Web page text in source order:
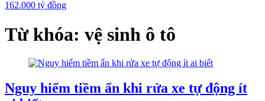
162.000 tỷ đồng
Từ khóa: vệ sinh ô tô
Nguy hiểm tiềm ẩn khi rửa xe tự động ít